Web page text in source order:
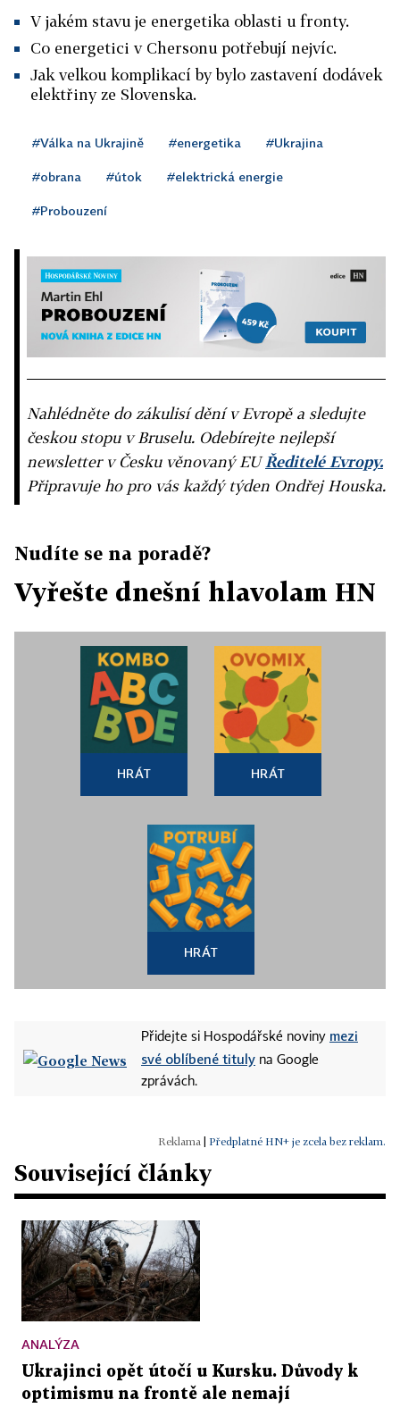
V jakém stavu je energetika oblasti u fronty.
Co energetici v Chersonu potřebují nejvíc.
Jak velkou komplikací by bylo zastavení dodávek
elektřiny ze Slovenska.
#Válka na Ukrajině #energetika #Ukrajina
#obrana #útok #elektrická energie
#Probouzení
Nahlédněte do zákulisí dění v Evropě a sledujte
českou stopu v Bruselu. Odebírejte nejlepší
newsletter v Česku věnovaný EUŘeditelé Evropy.
Připravuje ho pro vás každý týden Ondřej Houska.
Nudíte se na poradě?
Vyřešte dnešní hlavolam HN
HRÁT HRÁT
HRÁT
Přidejte si Hospodářské noviny mezi
své oblíbené tituly na Google
zprávách.
Předplatné HN+ je zcela bez reklam.
Související články
ANALÝZA
Ukrajinci opět útočí u Kursku. Důvody k
optimismu na frontě ale nemají